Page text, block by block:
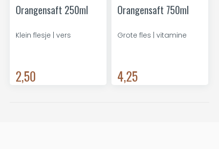
Orangensaft 250ml
Klein flesje | vers
2,50
Orangensaft 750ml
Grote fles | vitamine
4,25